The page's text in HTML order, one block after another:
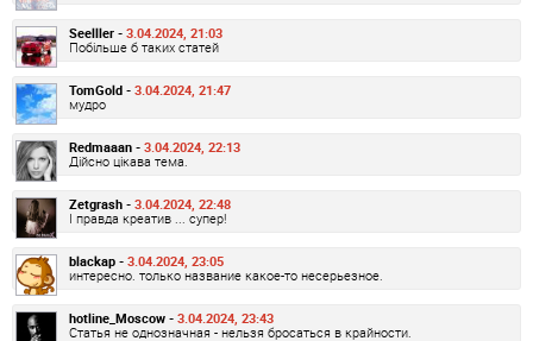
Seelller - 3.04.2024, 21:03
Побільше б таких статей
TomGold - 3.04.2024, 21:47
мудро
Redmaaan - 3.04.2024, 22:13
Дійсно цікава тема.
Zetgrash - 3.04.2024, 22:48
І правда креатив ... супер!
blackap - 3.04.2024, 23:05
интересно. только название какое-то несерьезное.
hotline_Moscow - 3.04.2024, 23:43
Статья не однозначная - нельзя бросаться в крайности.